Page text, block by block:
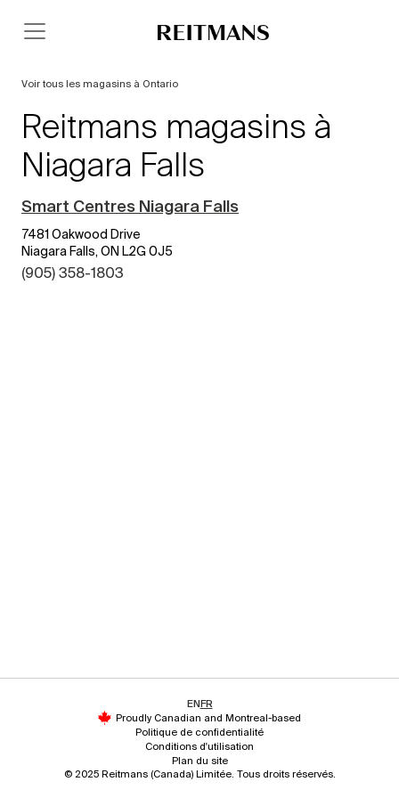
Voir tous les magasins à Ontario
Reitmans magasins à
Niagara Falls
Smart Centres Niagara Falls
7481 Oakwood Drive
Niagara Falls, ON L2G 0J5
(905) 358-1803
ENFR
Proudly Canadian and Montreal-based
Politique de confidentialité
Conditions d'utilisation
Plan du site
© 2025 Reitmans (Canada) Limitée. Tous droits réservés.